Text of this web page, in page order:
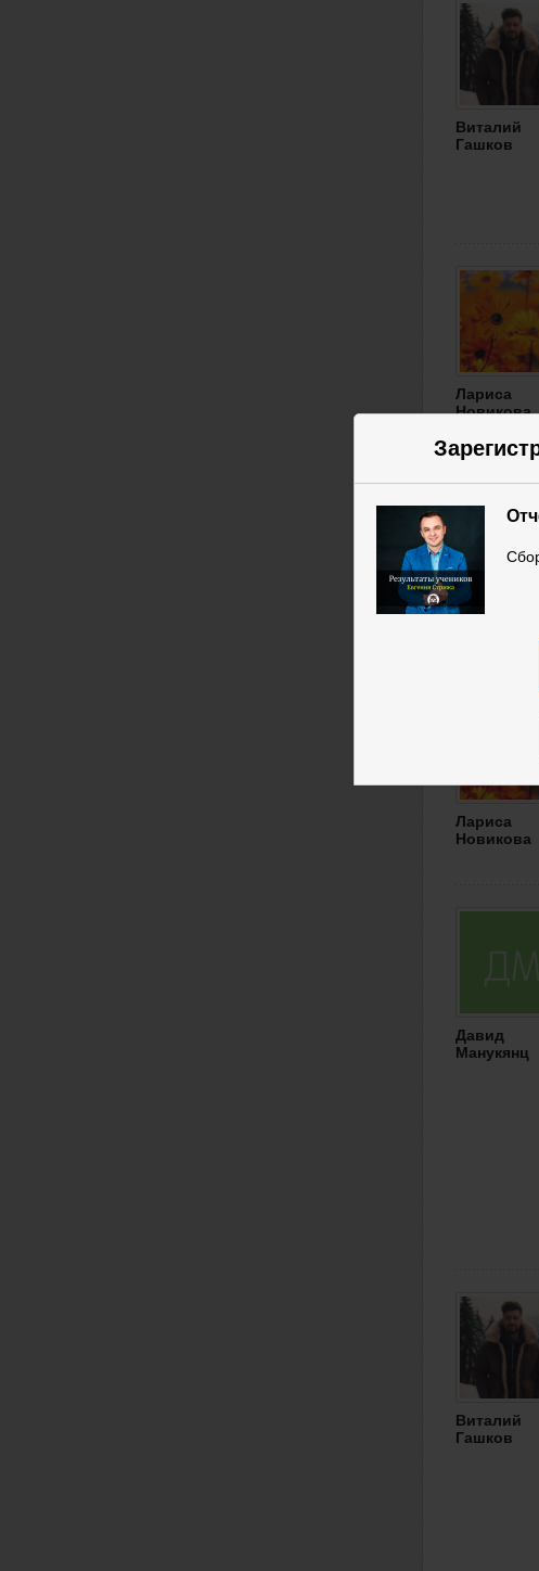
Виталий
Гашков
Лариса
Новикова
Олег
Лариса
Новикова
Давид
Манукянц
Виталий
Гашков